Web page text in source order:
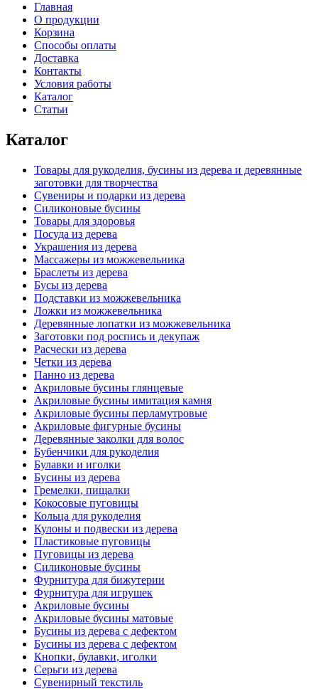
Главная
О продукции
Корзина
Способы оплаты
Доставка
Контакты
Условия работы
Каталог
Статьи
Каталог
Товары для рукоделия, бусины из дерева и деревянные
заготовки для творчества
Сувениры и подарки из дерева
Силиконовые бусины
Товары для здоровья
Посуда из дерева
Украшения из дерева
Массажеры из можжевельника
Браслеты из дерева
Бусы из дерева
Подставки из можжевельника
Ложки из можжевельника
Деревянные лопатки из можжевельника
Заготовки под роспись и декупаж
Расчески из дерева
Четки из дерева
Панно из дерева
Акриловые бусины глянцевые
Акриловые бусины имитация камня
Акриловые бусины перламутровые
Акриловые фигурные бусины
Деревянные заколки для волос
Бубенчики для рукоделия
Булавки и иголки
Бусины из дерева
Гремелки, пищалки
Кокосовые пуговицы
Кольца для рукоделия
Кулоны и подвески из дерева
Пластиковые пуговицы
Пуговицы из дерева
Силиконовые бусины
Фурнитура для бижутерии
Фурнитура для игрушек
Акриловые бусины
Акриловые бусины матовые
Бусины из дерева с дефектом
Бусины из дерева с дефектом
Кнопки, булавки, иголки
Серьги из дерева
Сувенирный текстиль